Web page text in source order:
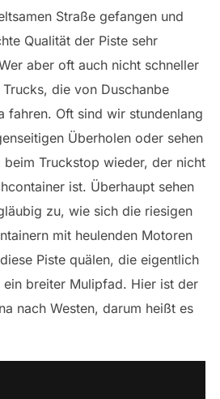
Straße gefangen und
Qualität der Piste sehr
aber oft auch nicht schneller
die von Duschanbe
fahren. Oft sind wir stundenlang
Überholen oder sehen
beim Truckstop wieder, der nicht
ist. Überhaupt sehen
zu, wie sich die riesigen
mit heulenden Motoren
Piste quälen, die eigentlich
breiter Mulipfad. Hier ist der
nach Westen, darum heißt es